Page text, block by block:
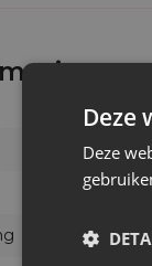
Deze
Deze